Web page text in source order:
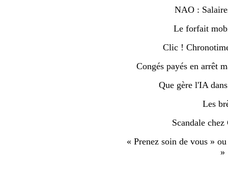
NAO :
Le forfait
Clic !
Congés payés en arrêt
Que gère l'IA
Les
Scandale
« Prenez soin de vous »
»